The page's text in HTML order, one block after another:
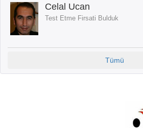
Celal Ucan
Test Etme Firsati Bulduk
Tümü